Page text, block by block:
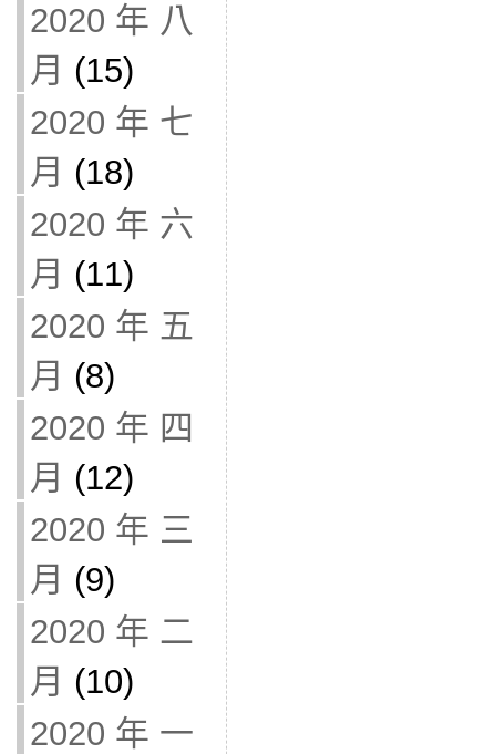
2020 年 八
月 (15)
2020 年 七
月 (18)
2020 年 六
月 (11)
2020 年 五
月 (8)
2020 年 四
月 (12)
2020 年 三
月 (9)
2020 年 二
月 (10)
2020 年 一